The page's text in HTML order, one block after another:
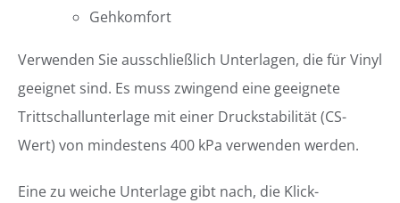
Gehkomfort
Verwenden Sie ausschließlich Unterlagen, die für Vinyl
geeignet sind. Es muss zwingend eine geeignete
Trittschallunterlage mit einer Druckstabilität (CS-
Wert) von mindestens 400 kPa verwenden werden.
Eine zu weiche Unterlage gibt nach, die Klick-